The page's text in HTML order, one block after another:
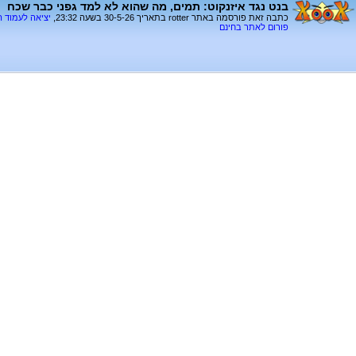
בנט נגד איזנקוט: תמים, מה שהוא לא למד גפני כבר שכח
כתבה זאת פורסמה באתר rotter בתאריך 30-5-26 בשעה 23:32, יציאה
פורום לאתר בחינם